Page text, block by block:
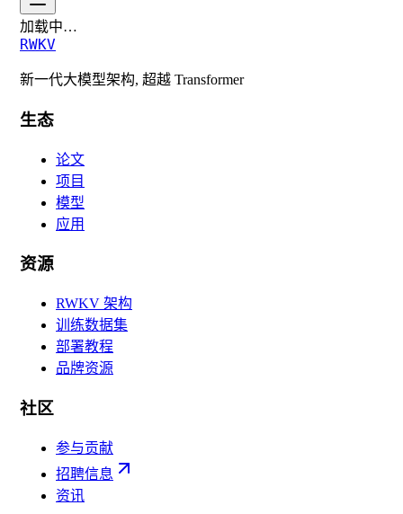
加载中…
RWKV
新一代大模型架构, 超越 Transformer
生态
论文
项目
模型
应用
资源
RWKV 架构
训练数据集
部署教程
品牌资源
社区
参与贡献
招聘信息
资讯